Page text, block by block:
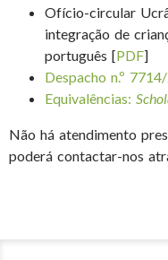
Ofício-circular
integração de
português [PDF]
Despacho n.º
Equivalências:
Não há atendimento
poderá contactar-nos